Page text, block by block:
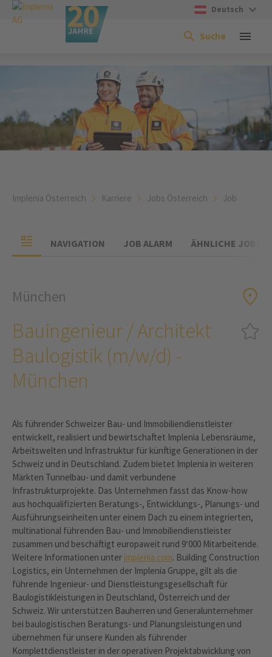
Deutsch
Suche
Implenia Österreich Karriere Jobs Österreich Job
NAVIGATION JOB ALARM ÄHNLICHE JOBS
München
Bauingenieur / Architekt
Baulogistik (m/w/d) -
München
Als führender Schweizer Bau- und Immobiliendienstleister
entwickelt, realisiert und bewirtschaftet Implenia Lebensräume,
Arbeitswelten und Infrastruktur für künftige Generationen in der
Schweiz und in Deutschland. Zudem bietet Implenia in weiteren
Märkten Tunnelbau- und damit verbundene
Infrastrukturprojekte. Das Unternehmen fasst das Know-how
aus hochqualifizierten Beratungs-, Entwicklungs-, Planungs- und
Ausführungseinheiten unter einem Dach zu einem integrierten,
multinational führenden Bau- und Immobiliendienstleister
zusammen und beschäftigt europaweit rund 9‘000 Mitarbeitende.
Weitere Informationen unter implenia.com. Building Construction
Logistics, ein Unternehmen der Implenia Gruppe, gilt als die
führende Ingenieur- und Dienstleistungsgesellschaft für
Baulogistikleistungen in Deutschland, Österreich und der
Schweiz. Wir unterstützen Bauherren und Generalunternehmer
bei baulogistischen Beratungs- und Planungsleistungen und
übernehmen für unsere Kunden als führender
Komplettdienstleister in der operativen Projektabwicklung von